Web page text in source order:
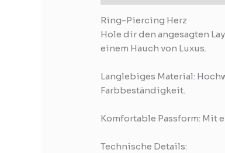
Ring-Piercing Herz
Hole dir den angesagten
einem Hauch von Luxus.
Langlebiges Material:
Farbbeständigkeit.
Komfortable Passform: Mit
Technische Details: